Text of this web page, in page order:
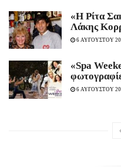
«Η Ρίτα
Λάκης
6 ΑΥΓΟΥΣΤΟΥ
«Spa
6 ΑΥΓΟΥΣΤΟΥ